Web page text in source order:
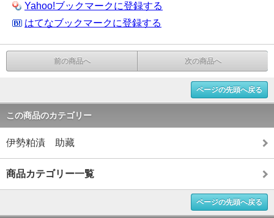
Yahoo!ブックマークに登録する
はてなブックマークに登録する
前の商品へ 次の商品へ
ページの先頭へ戻る
この商品のカテゴリー
伊勢粕漬 助藏
商品カテゴリー一覧
ページの先頭へ戻る